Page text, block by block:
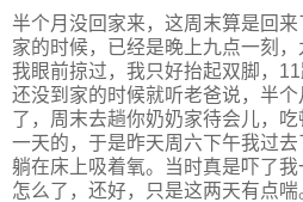
半个月没回家来，这周末算是回
家的时候，已经是晚上九点一刻
我眼前掠过，我只好抬起双脚，11
还没到家的时候就听老爸说，半
了，周末去趟你奶奶家待会儿，
一天的，于是昨天周六下午我过
躺在床上吸着氧。当时真是吓了
怎么了，还好，只是这两天有点